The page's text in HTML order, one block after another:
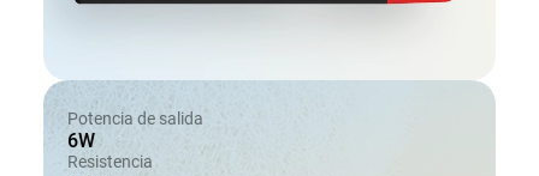
Potencia de salida
6W
Resistencia